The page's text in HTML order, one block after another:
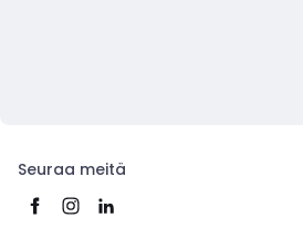
Seuraa meitä